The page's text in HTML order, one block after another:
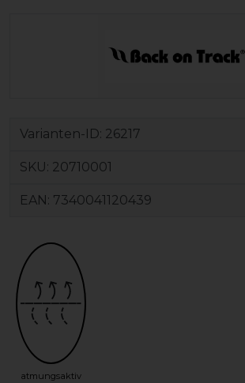
Varianten-ID: 26217
SKU: 20710001
EAN: 7340041120439
atmungsaktiv